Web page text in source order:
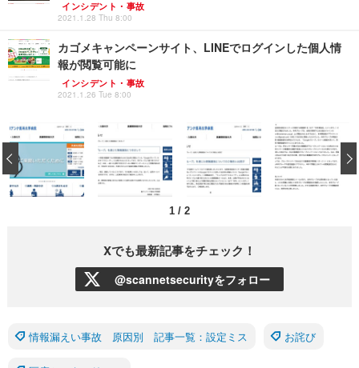
インシデント・事故
2021.1.28 Thu 8:00
カゴメキャンペーンサイト、LINEでログインした個人情
報が閲覧可能に
インシデント・事故
2021.1.26 Tue 8:00
1 / 2
‹
Xでも最新記事をチェック！
@scannetsecurityをフォロー
情報漏えい事故 原因別 記事一覧：設定ミス お詫び